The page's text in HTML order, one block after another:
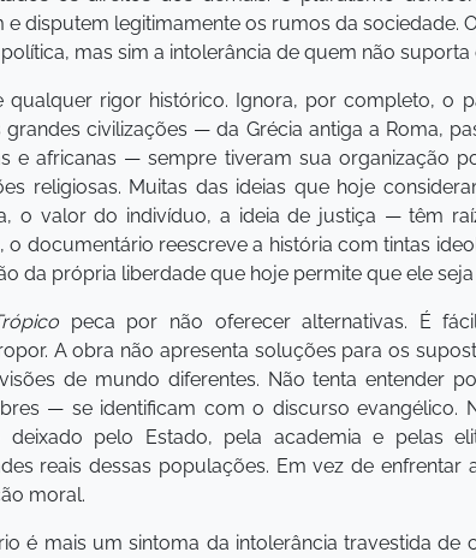
disputem legitimamente os rumos da sociedade.
mas sim a intolerância de quem não
rigor histórico. Ignora, por completo, o
grandes civilizações — da Grécia antiga a Roma,
e africanas — sempre tiveram sua organização
religiosas. Muitas das ideias que hoje
o valor do indivíduo, a ideia de justiça — têm
o documentário reescreve a história com tintas
da própria liberdade que hoje permite que ele
peca por não oferecer alternativas. É
A obra não apresenta soluções para os
de mundo diferentes. Não tenta entender
— se identificam com o discurso evangélico.
pelo Estado, pela academia e pelas
reais dessas populações. Em vez de
moral.
é mais um sintoma da intolerância travestida de